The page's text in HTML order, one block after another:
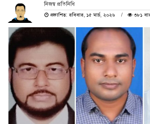
নিজস্ব প্রতিনিধি
প্রকাশিত: রবিবার, ১৫ মার্চ, ২০২৬
৩৮১